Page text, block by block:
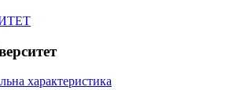
характеристика